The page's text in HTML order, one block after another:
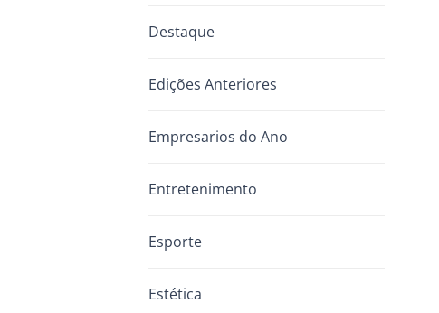
Destaque
Edições Anteriores
Empresarios do Ano
Entretenimento
Esporte
Estética